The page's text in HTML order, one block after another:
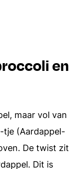
en
maar vol van
tje (Aardappel-
De twist zit
Dit is